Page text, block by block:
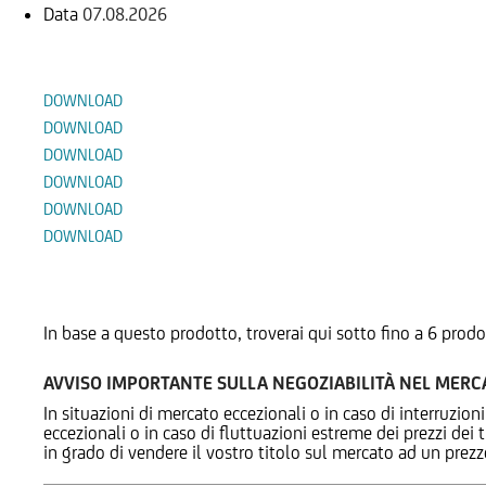
Data 07.08.2026
DOWNLOAD
DOWNLOAD
DOWNLOAD
DOWNLOAD
DOWNLOAD
DOWNLOAD
In base a questo prodotto, troverai qui sotto fino a 6
AVVISO IMPORTANTE SULLA NEGOZIABILITÀ NEL
In situazioni di mercato eccezionali o in caso di
eccezionali o in caso di fluttuazioni estreme dei prezzi
in grado di vendere il vostro titolo sul mercato ad un